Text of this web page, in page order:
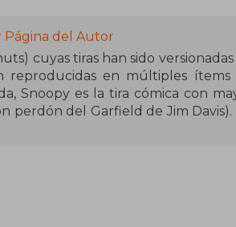
Página del Autor
cuyas tiras han sido
reproducidas en múltiples ítems
del Garfield de Jim Davis). Su
de la NASA. Se ha publicado